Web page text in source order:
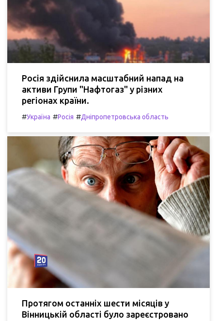
Росія здійснила масштабний напад на
активи Групи "Нафтогаз" у різних
регіонах країни.
#Україна #Росія #Дніпропетровська область
Протягом останніх шести місяців у
Вінницькій області було зареєстровано